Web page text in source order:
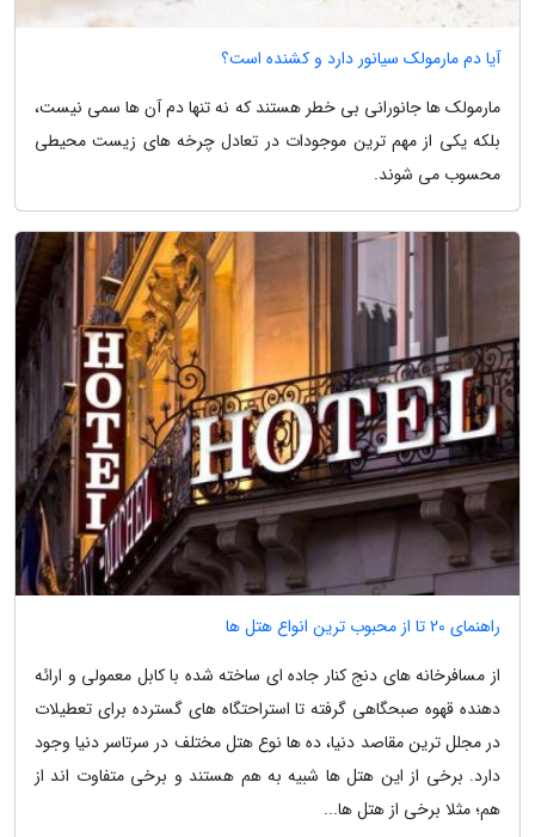
آیا دم مارمولک سیانور دارد و کشنده است؟
مارمولک ها جانورانی بی خطر هستند که نه تنها دم آن ها سمی نیست،
بلکه یکی از مهم ترین موجودات در تعادل چرخه های زیست محیطی
محسوب می شوند.
راهنمای 20 تا از محبوب ترین انواع هتل ها
از مسافرخانه های دنج کنار جاده ای ساخته شده با کابل معمولی و ارائه
دهنده قهوه صبحگاهی گرفته تا استراحتگاه های گسترده برای تعطیلات
در مجلل ترین مقاصد دنیا، ده ها نوع هتل مختلف در سرتاسر دنیا وجود
دارد. برخی از این هتل ها شبیه به هم هستند و برخی متفاوت اند از
هم؛ مثلا برخی از هتل ها...